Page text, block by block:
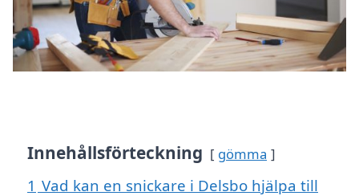
Innehållsförteckning gömma
1 Vad kan en snickare i Delsbo hjälpa till